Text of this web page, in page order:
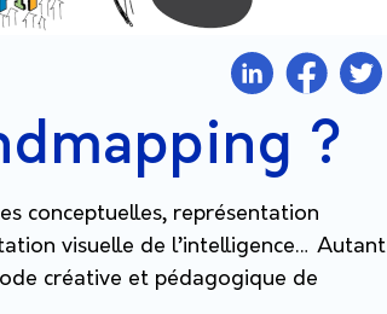
?
conceptuelles, représentation
visuelle de l’intelligence… Autant
créative et pédagogique de